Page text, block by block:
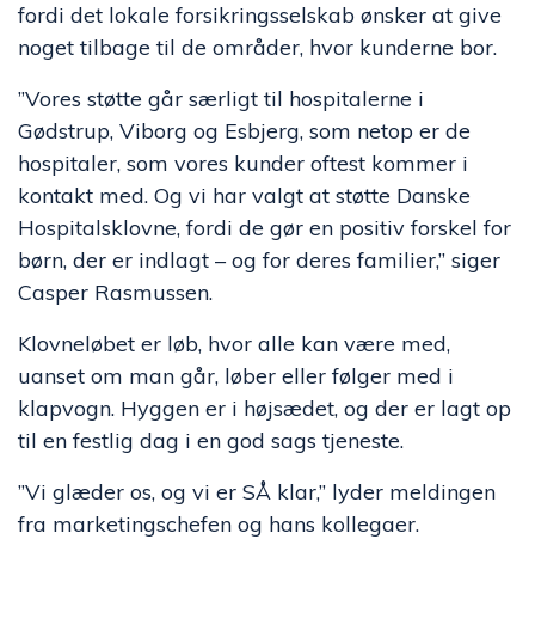
fordi det lokale forsikringsselskab ønsker at give
noget tilbage til de områder, hvor kunderne bor.
”Vores støtte går særligt til hospitalerne i
Gødstrup, Viborg og Esbjerg, som netop er de
hospitaler, som vores kunder oftest kommer i
kontakt med. Og vi har valgt at støtte Danske
Hospitalsklovne, fordi de gør en positiv forskel for
børn, der er indlagt – og for deres familier,” siger
Casper Rasmussen.
Klovneløbet er løb, hvor alle kan være med,
uanset om man går, løber eller følger med i
klapvogn. Hyggen er i højsædet, og der er lagt op
til en festlig dag i en god sags tjeneste.
”Vi glæder os, og vi er SÅ klar,” lyder meldingen
fra marketingschefen og hans kollegaer.